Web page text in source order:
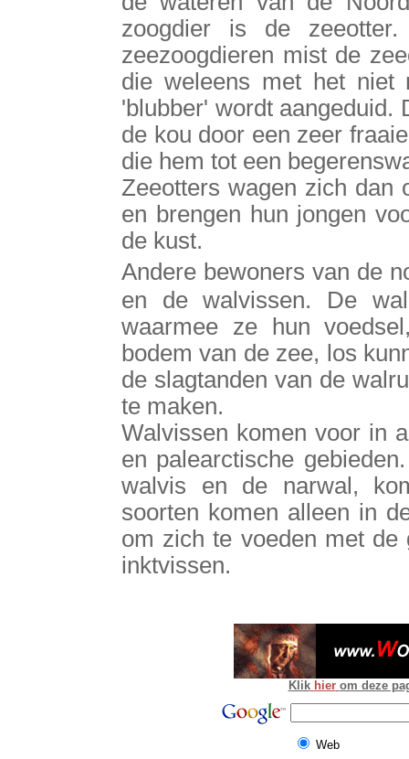
zoogdier is de
zeezoogdieren mist de
die weleens met het niet
'blubber' wordt aangeduid.
de kou door een zeer
die hem tot een
Zeeotters wagen zich dan
en brengen hun jongen
de kust.
Andere bewoners van de
en de walvissen. De
waarmee ze hun
bodem van de zee, los
de slagtanden van de
te maken.
Walvissen komen voor in
en palearctische
walvis en de narwal,
soorten komen alleen in
om zich te voeden met de
inktvissen.
Klik hier om deze
Web